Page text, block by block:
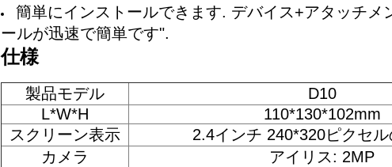
簡単にインストールできます. デバイス+アタッチメ
ールが迅速で簡単です".
仕様
製品モデル
D10
L*W*H
110*130*102mm
スクリーン表示
2.4インチ 240*320ピクセ
カメラ
アイリス: 2MP